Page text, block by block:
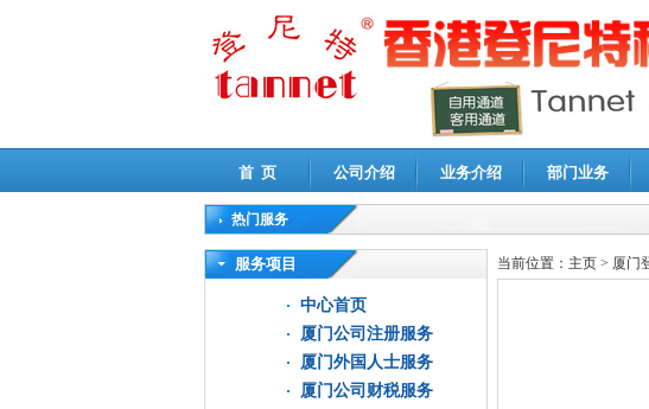
首 页 公司介绍 业务介绍 部门业务
热门服务
高新技术企业认定审计|企业所得税汇算清缴申报鉴证
服务项目
中心首页
厦门公司注册服务
厦门外国人士服务
厦门公司财税服务
当前位置： 主页 > 厦门